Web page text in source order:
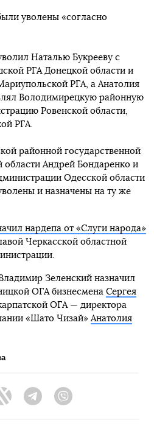
уволены «согласно
Наталью Букрееву с
РГА Донецкой области и
РГА, а Анатолия
Володимирецкую районную
Ровенской области,
РГА.
районной государственной
Андрей Бондаренко и
Одесской области
и назначены на ту же
нардепа от «Слуги народа»
Черкасской областной
Зеленский назначил
ОГА бизнесмена Сергея
ОГА — директора
«Шато Чизай» Анатолия
Twitter Telegram